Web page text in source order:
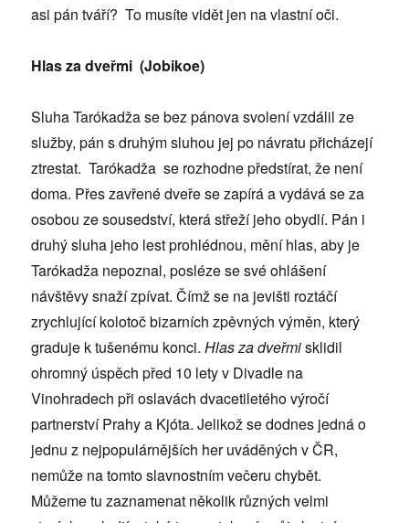
asi pán tváří? To musíte vidět jen na vlastní oči.
Hlas za dveřmi (Jobikoe)
Sluha Tarókadža se bez pánova svolení vzdálil ze
služby, pán s druhým sluhou jej po návratu přicházejí
ztrestat. Tarókadža se rozhodne předstírat, že není
doma. Přes zavřené dveře se zapírá a vydává se za
osobou ze sousedství, která střeží jeho obydlí. Pán i
druhý sluha jeho lest prohlédnou, mění hlas, aby je
Tarókadža nepoznal, posléze se své ohlášení
návštěvy snaží zpívat. Čímž se na jevišti roztáčí
zrychlující kolotoč bizarních zpěvných výměn, který
graduje k tušenému konci.Hlas za dveřmisklidil
ohromný úspěch před 10 lety v Divadle na
Vinohradech při oslavách dvacetiletého výročí
partnerství Prahy a Kjóta. Jelikož se dodnes jedná o
jednu z nejpopulárnějších her uváděných v ČR,
nemůže na tomto slavnostním večeru chybět.
Můžeme tu zaznamenat několik různých velmi